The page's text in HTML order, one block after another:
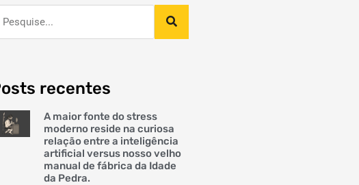
recentes
A maior fonte do stress
moderno reside na curiosa
relação entre a inteligência
artificial versus nosso velho
manual de fábrica da Idade
da Pedra.